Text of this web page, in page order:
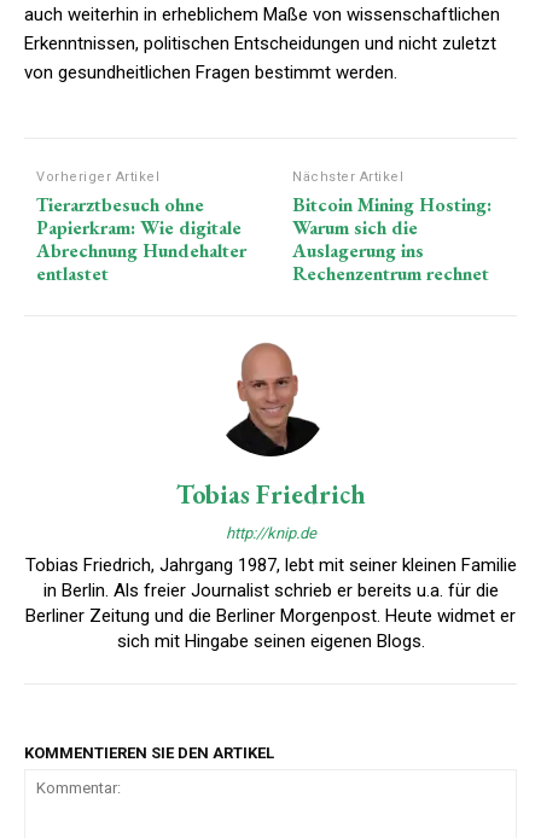
auch weiterhin in erheblichem Maße von wissenschaftlichen
Erkenntnissen, politischen Entscheidungen und nicht zuletzt
von gesundheitlichen Fragen bestimmt werden.
Vorheriger Artikel
Tierarztbesuch ohne
Papierkram: Wie digitale
Abrechnung Hundehalter
entlastet
Nächster Artikel
Bitcoin Mining Hosting:
Warum sich die
Auslagerung ins
Rechenzentrum rechnet
Tobias Friedrich
http://knip.de
Tobias Friedrich, Jahrgang 1987, lebt mit seiner kleinen Familie
in Berlin. Als freier Journalist schrieb er bereits u.a. für die
Berliner Zeitung und die Berliner Morgenpost. Heute widmet er
sich mit Hingabe seinen eigenen Blogs.
KOMMENTIEREN SIE DEN ARTIKEL